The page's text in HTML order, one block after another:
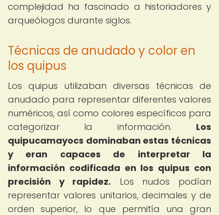
complejidad ha fascinado a historiadores y
arqueólogos durante siglos.
Técnicas de anudado y color en
los quipus
Los quipus utilizaban diversas técnicas de
anudado para representar diferentes valores
numéricos, así como colores específicos para
categorizar la información. Los
quipucamayocs dominaban estas técnicas
y eran capaces de interpretar la
información codificada en los quipus con
precisión y rapidez. Los nudos podían
representar valores unitarios, decimales y de
orden superior, lo que permitía una gran